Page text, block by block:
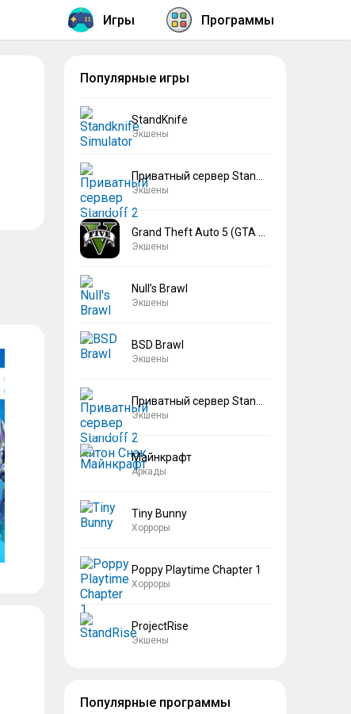
Игры Программы
Популярные игры
StandKnife
Экшены
Экшены
Экшены
Null’s Brawl
Экшены
BSD Brawl
Экшены
Экшены
Майнкрафт
Аркады
Tiny Bunny
Хорроры
Poppy Playtime Chapter 1
Хорроры
ProjectRise
Экшены
Популярные программы